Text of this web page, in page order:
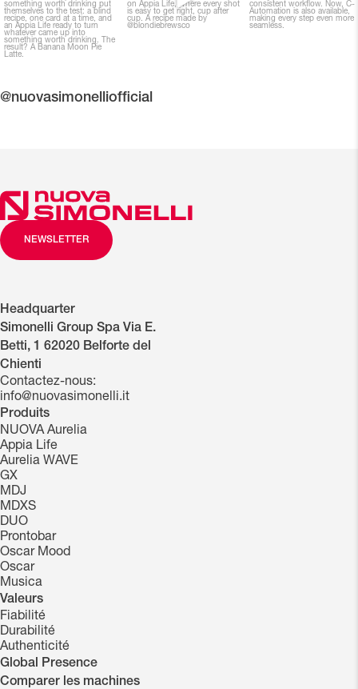
@nuovasimonelliofficial
23 0
122 3
340 5
NEWSLETTER
Headquarter
Simonelli Group Spa Via E.
Betti, 1 62020 Belforte del
Chienti
Contactez-nous:
info@nuovasimonelli.it
Produits
NUOVA Aurelia
Appia Life
Aurelia WAVE
GX
MDJ
MDXS
DUO
Prontobar
Oscar Mood
Oscar
Musica
Valeurs
Fiabilité
Durabilité
Authenticité
Global Presence
Comparer les machines